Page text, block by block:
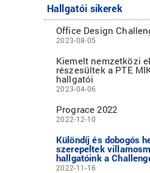
Hallgatói sikerek
Office Design
2023-08-05
Kiemelt nemzetközi
részesültek a PTE
hallgatói
2023-04-06
Prograce 2022
2022-12-10
Különdíj és dobogós
szerepeltek
hallgatóink a
2022-11-16